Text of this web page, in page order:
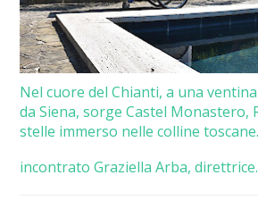
Nel cuore del Chianti, a una
da Siena, sorge Castel Monastero,
stelle immerso nelle colline
incontrato Graziella Arba,